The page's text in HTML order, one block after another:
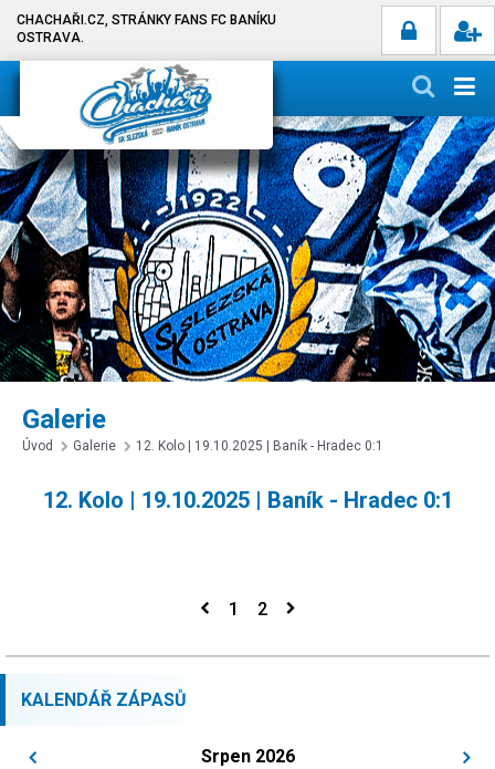
CHACHAŘI.CZ, STRÁNKY FANS FC BANÍKU
OSTRAVA.
Galerie
Úvod Galerie 12. Kolo | 19.10.2025 | Baník - Hradec 0:1
12. Kolo | 19.10.2025 | Baník - Hradec 0:1
1 2
KALENDÁŘ ZÁPASŮ
Srpen 2026